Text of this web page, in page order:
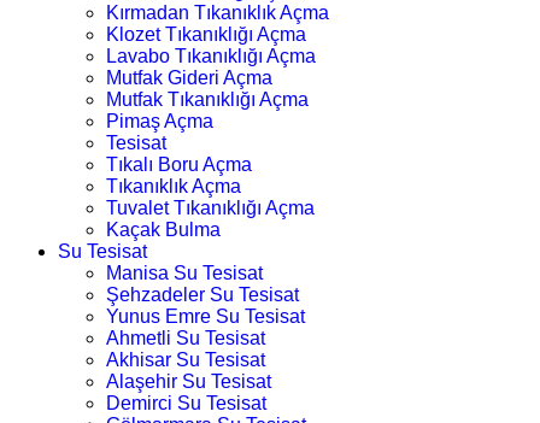
Kırmadan Tıkanıklık Açma
Klozet Tıkanıklığı Açma
Lavabo Tıkanıklığı Açma
Mutfak Gideri Açma
Mutfak Tıkanıklığı Açma
Pimaş Açma
Tesisat
Tıkalı Boru Açma
Tıkanıklık Açma
Tuvalet Tıkanıklığı Açma
Kaçak Bulma
Su Tesisat
Manisa Su Tesisat
Şehzadeler Su Tesisat
Yunus Emre Su Tesisat
Ahmetli Su Tesisat
Akhisar Su Tesisat
Alaşehir Su Tesisat
Demirci Su Tesisat